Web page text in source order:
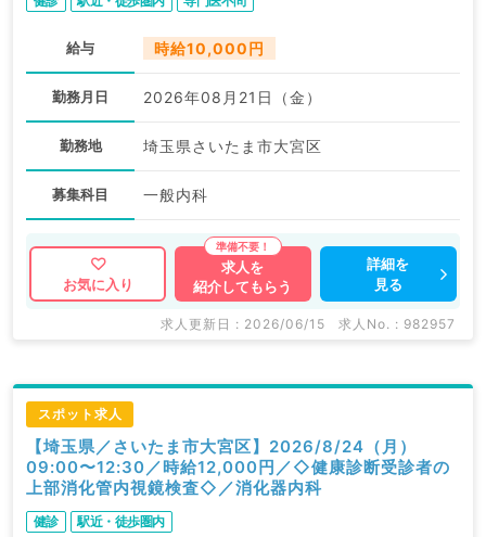
給与 時給10,000円
勤務月日 2026年08月21日（金）
勤務地 埼玉県さいたま市大宮区
募集科目 一般内科
お気に入り
求人を
紹介してもらう
詳細を
見る
求人更新日 : 2026/06/15 求人No. : 982957
スポット求人
【埼玉県／さいたま市大宮区】2026/8/24（月）
09:00〜12:30／時給12,000円／◇健康診断受診者の
上部消化管内視鏡検査◇／消化器内科
健診 駅近・徒歩圏内